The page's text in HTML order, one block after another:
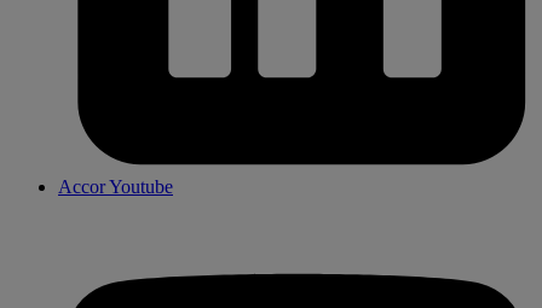
Accor Youtube